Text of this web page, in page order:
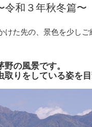
和３年秋冬篇〜
けた先の、景色を少しご
の風景です。
りをしている姿を目